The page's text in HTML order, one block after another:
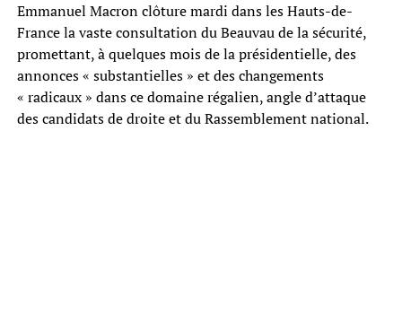
Emmanuel Macron clôture mardi dans les Hauts-de-
France la vaste consultation du Beauvau de la sécurité,
promettant, à quelques mois de la présidentielle, des
annonces « substantielles » et des changements
« radicaux » dans ce domaine régalien, angle d’attaque
des candidats de droite et du Rassemblement national.